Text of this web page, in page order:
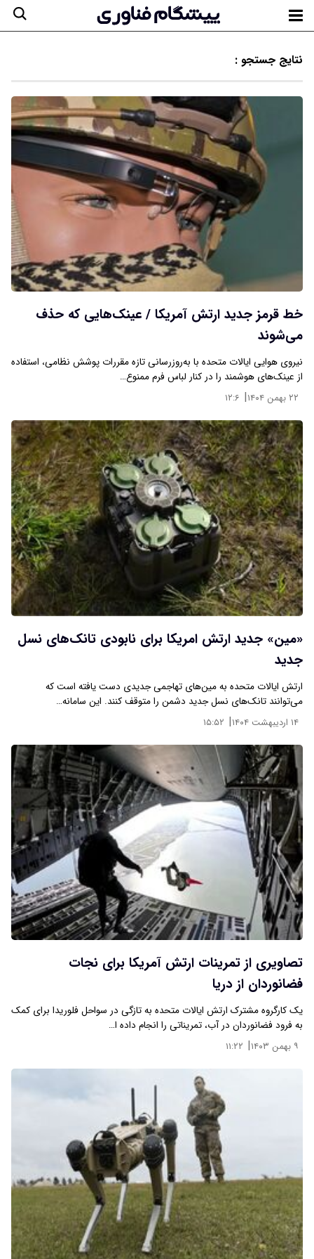
نتایج جستجو :
خط قرمز جدید ارتش آمریکا / عینک‌هایی که حذف
می‌شوند
نیروی هوایی ایالات متحده با به‌روزرسانی تازه مقررات پوشش نظامی، استفاده
از عینک‌های هوشمند را در کنار لباس فرم ممنوع…
۲۲ بهمن ۱۴۰۴ | ۱۲:۶
«مین» جدید ارتش امریکا برای نابودی تانک‌های نسل
جدید
ارتش ایالات متحده به مین‌های تهاجمی جدیدی دست یافته است که
می‌توانند تانک‌های نسل جدید دشمن را متوقف کنند. این سامانه…
۱۴ اردیبهشت ۱۴۰۴ | ۱۵:۵۲
تصاویری از تمرینات ارتش آمریکا برای نجات
فضانوردان از دریا
یک کارگروه مشترک ارتش ایالات متحده به تازگی در سواحل فلوریدا برای کمک
به فرود فضانوردان در آب، تمریناتی را انجام داده ا…
۹ بهمن ۱۴۰۳ | ۱۱:۲۲